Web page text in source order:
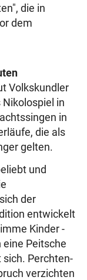
die in
dem
Volkskundler
in
in
die als
gelten.
und
der
entwickelt
Kinder -
eine Peitsche
Perchten-
verzichten